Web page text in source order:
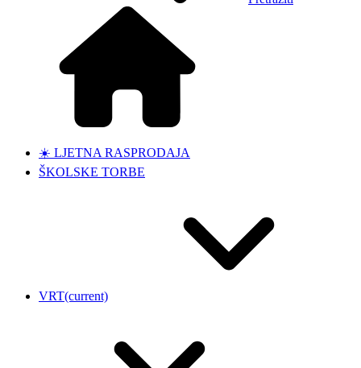
☀️ LJETNA RASPRODAJA
ŠKOLSKE TORBE
VRT(current)